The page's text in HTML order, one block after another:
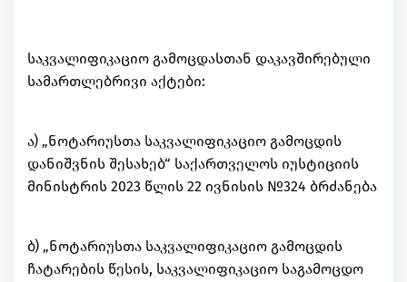
საკვალიფიკაციო გამოცდასთან დაკავშირებული
სამართლებრივი აქტები:
ა) „ნოტარიუსთა საკვალიფიკაციო გამოცდის
დანიშვნის შესახებ“ საქართველოს იუსტიციის
მინისტრის 2023 წლის 22 ივნისის №324 ბრძანება
ბ) „ნოტარიუსთა საკვალიფიკაციო გამოცდის
ჩატარების წესის, საკვალიფიკაციო საგამოცდო